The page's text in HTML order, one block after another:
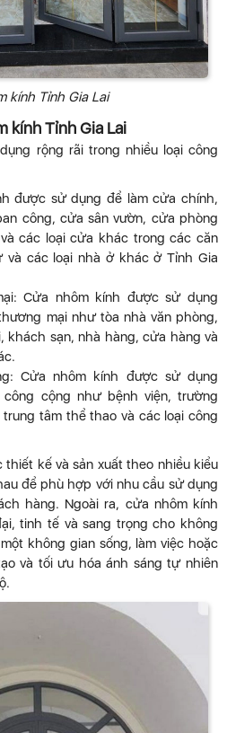
kính Tỉnh Gia Lai
kính Tỉnh Gia Lai
rộng rãi trong nhiều loại công
được sử dụng để làm cửa chính,
công, cửa sân vườn, cửa phòng
các loại cửa khác trong các căn
các loại nhà ở khác ở Tỉnh Gia
Cửa nhôm kính được sử dụng
mại như tòa nhà văn phòng,
khách sạn, nhà hàng, cửa hàng và
Cửa nhôm kính được sử dụng
cộng như bệnh viện, trường
tâm thể thao và các loại công
kế và sản xuất theo nhiều kiểu
để phù hợp với nhu cầu sử dụng
hàng. Ngoài ra, cửa nhôm kính
tinh tế và sang trọng cho không
không gian sống, làm việc hoặc
và tối ưu hóa ánh sáng tự nhiên